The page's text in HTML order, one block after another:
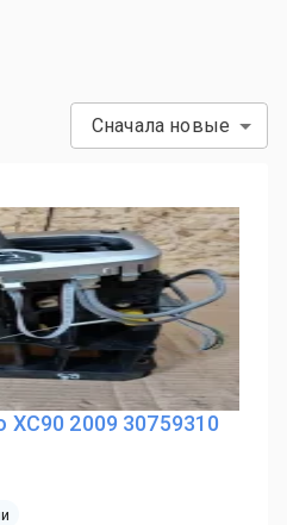
Сначала новые
2009 30759310